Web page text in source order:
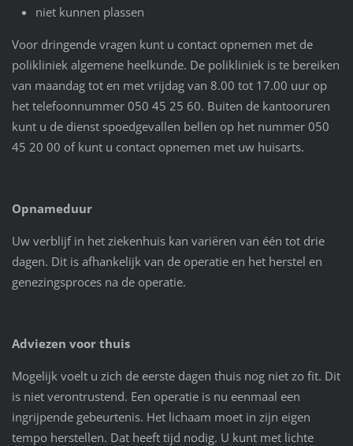
niet kunnen plassen
Voor dringende vragen kunt u contact opnemen met de
polikliniek algemene heelkunde. De polikliniek is te bereiken
van maandag tot en met vrijdag van 8.00 tot 17.00 uur op
het telefoonnummer 050 45 25 60. Buiten de kantooruren
kunt u de dienst spoedgevallen bellen op het nummer 050
45 20 00 of kunt u contact opnemen met uw huisarts.
Opnameduur
Uw verblijf in het ziekenhuis kan variëren van één tot drie
dagen. Dit is afhankelijk van de operatie en het herstel en
genezingsproces na de operatie.
Adviezen voor thuis
Mogelijk voelt u zich de eerste dagen thuis nog niet zo fit. Dit
is niet verontrustend. Een operatie is nu eenmaal een
ingrijpende gebeurtenis. Het lichaam moet in zijn eigen
tempo herstellen. Dat heeft tijd nodig. U kunt met lichte